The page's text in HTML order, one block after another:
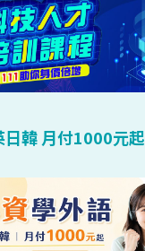
韓 月付1000元起